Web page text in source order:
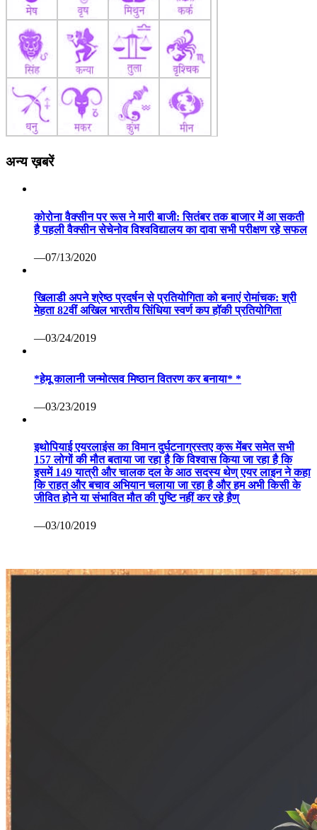
अन्य ख़बरें
कोरोना वैक्सीन पर रूस ने मारी बाजी: सितंबर तक बाजार में आ सकती
है पहली वैक्सीन सेचेनोव विश्वविद्यालय का दावा सभी परीक्षण रहे सफल
—07/13/2020
खिलाडी अपने श्रेष्ठ प्रदर्षन से प्रतियोगिता को बनाएं रोमांचक: श्री
मेहता 82वीं अखिल भारतीय सिंधिया स्वर्ण कप हॉकी प्रतियोगिता
—03/24/2019
*हेमू कालानी जन्मोत्सव मिष्ठान वितरण कर बनाया* *
—03/23/2019
इथोपियाई एयरलाइंस का विमान दुर्घटनाग्रस्तए क्रू मेंबर समेत सभी
157 लोगों की मौत बताया जा रहा है कि विश्वास किया जा रहा है कि
इसमें 149 यात्री और चालक दल के आठ सदस्य थेण् एयर लाइन ने कहा
कि राहत और बचाव अभियान चलाया जा रहा है और हम अभी किसी के
जीवित होने या संभावित मौत की पुष्टि नहीं कर रहे हैण्
—03/10/2019